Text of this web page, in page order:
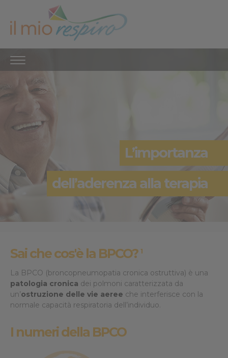
L’importanza
dell’aderenza alla terapia
Sai che cos'è la BPCO? 1
La BPCO (broncopneumopatia cronica ostruttiva) è una
patologia cronica dei polmoni caratterizzata da
un’ostruzione delle vie aeree che interferisce con la
normale capacità respiratoria dell’individuo.
I numeri della BPCO